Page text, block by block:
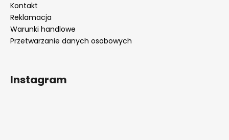
Kontakt
Reklamacja
Warunki handlowe
Przetwarzanie danych osobowych
Instagram